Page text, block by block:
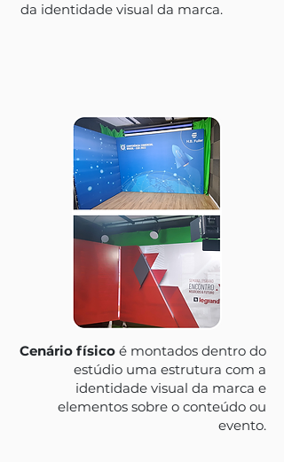
da identidade visual da marca.
Cenário físico é montados dentro do
estúdio uma estrutura com a
identidade visual da marca e
elementos sobre o conteúdo ou
evento.